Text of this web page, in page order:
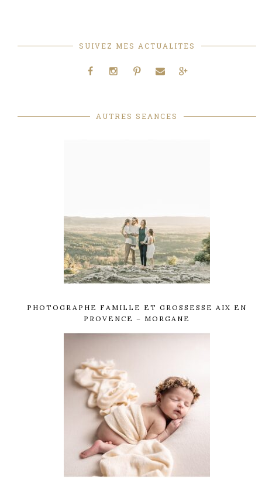
SUIVEZ MES ACTUALITES
AUTRES SEANCES
PHOTOGRAPHE FAMILLE ET GROSSESSE AIX EN
PROVENCE – MORGANE